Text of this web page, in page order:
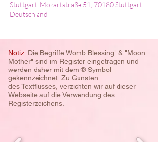
Stuttgart, Mozartstraße 51, 70180 Stuttgart,
Deutschland
Notiz: Die Begriffe Womb Blessing" & "Moon
Mother" sind im Register eingetragen und
werden daher mit dem ® Symbol
gekennzeichnet. Zu Gunsten
desTextflusses, verzichten wir auf dieser
Webseite auf die Verwendung des
Registerzeichens.